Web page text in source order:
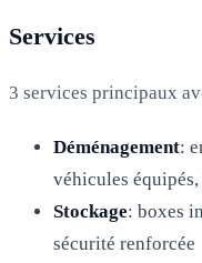
Services
3 services principaux
Déménagement:
véhicules
Stockage: boxes
sécurité renforcée